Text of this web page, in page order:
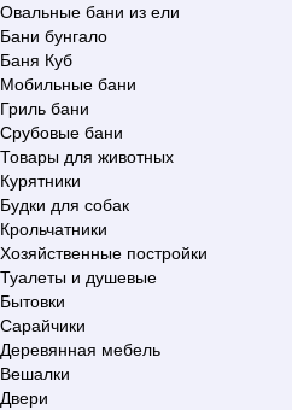
Овальные бани из ели
Бани бунгало
Баня Куб
Мобильные бани
Гриль бани
Срубовые бани
Товары для животных
Курятники
Будки для собак
Крольчатники
Хозяйственные постройки
Туалеты и душевые
Бытовки
Сарайчики
Деревянная мебель
Вешалки
Двери